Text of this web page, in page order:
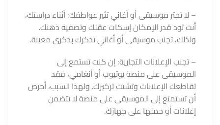
– لا تختر موسيقى أو أغاني تثير عواطفك: أثناء دراستك،
أنت تود قدر الإمكان إسكات عقلك وتصفية ذهنك.
ولذلك، تجنب موسيقى أو أغاني تذكرك بذكرى معينة.
– تجنب الإعلانات التجارية: إن كنت تستمع إلى
الموسيقى على منصة يوتيوب أو أنغامي، فقد
تقاطعك الإعلانات وتشتت تركيزك. ولهذا السبب، أحرص
أن تستمتع إلى الموسيقى على منصة لا تتضمن
إعلانات أو حملها على جهازك.